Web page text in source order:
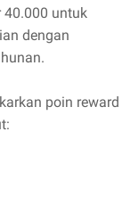
40.000 untuk
dengan
poin reward